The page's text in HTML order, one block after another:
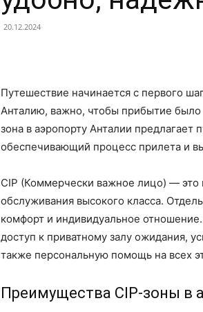
20.12.2024
Путешествие начинается с первого
Анталию, важно, чтобы прибытие
зона в аэропорту Анталии предлагает
обеспечивающий процесс прилета и
CIP (Коммерчески важное лицо) — это
обслуживания высокого класса.
комфорт и индивидуальное
доступ к приватному залу ожидания,
также персональную помощь на всех
Преимущества CIP-зоны в